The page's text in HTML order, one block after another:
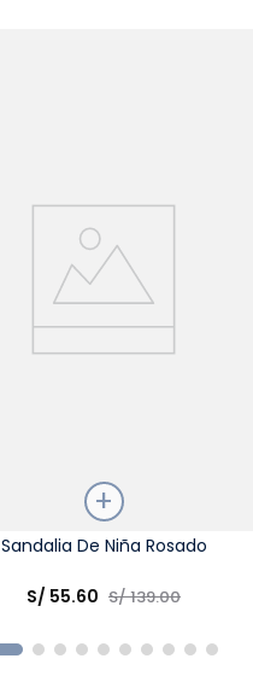
Sandalia De Niña Rosado
S/ 55.60 S/139.00